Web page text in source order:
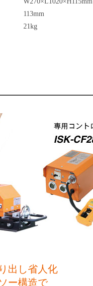
113mm
21kg
出し省人化
ー構造で